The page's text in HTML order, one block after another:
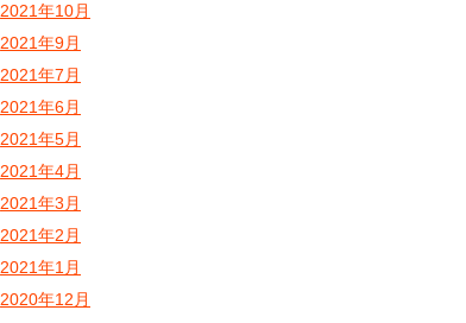
2021年10月
2021年9月
2021年7月
2021年6月
2021年5月
2021年4月
2021年3月
2021年2月
2021年1月
2020年12月